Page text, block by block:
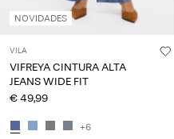
NOVIDADES
VILA
VIFREYA CINTURA ALTA
JEANS WIDE FIT
€ 49,99
+6